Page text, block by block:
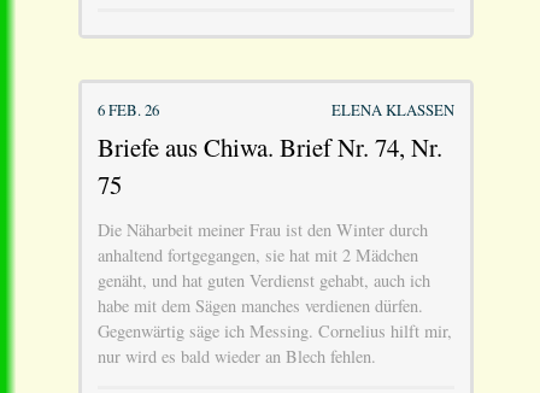
6 FEB. 26 ELENA KLASSEN
Briefe aus Chiwa. Brief Nr. 74, Nr.
75
Die Näharbeit meiner Frau ist den Winter durch
anhaltend fortgegangen, sie hat mit 2 Mädchen
genäht, und hat guten Verdienst gehabt, auch ich
habe mit dem Sägen manches verdienen dürfen.
Gegenwärtig säge ich Messing. Cornelius hilft mir,
nur wird es bald wieder an Blech fehlen.